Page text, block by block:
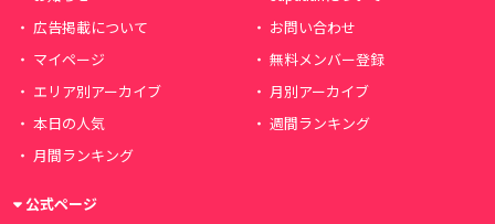
広告掲載について
お問い合わせ
マイページ
無料メンバー登録
エリア別アーカイブ
月別アーカイブ
本日の人気
週間ランキング
月間ランキング
公式ページ